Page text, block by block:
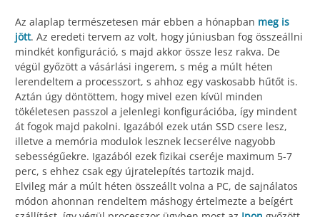
Az alaplap természetesen már ebben a hónapban meg is
jött. Az eredeti tervem az volt, hogy júniusban fog összeállni
mindkét konfiguráció, s majd akkor össze lesz rakva. De
végül győzött a vásárlási ingerem, s még a múlt héten
lerendeltem a processzort, s ahhoz egy vaskosabb hűtőt is.
Aztán úgy döntöttem, hogy mivel ezen kívül minden
tökéletesen passzol a jelenlegi konfigurációba, így mindent
át fogok majd pakolni. Igazából ezek után SSD csere lesz,
illetve a memória modulok lesznek lecserélve nagyobb
sebességűekre. Igazából ezek fizikai cseréje maximum 5-7
perc, s ehhez csak egy újratelepítés tartozik majd.
Elvileg már a múlt héten összeállt volna a PC, de sajnálatos
módon ahonnan rendeltem máshogy értelmezte a beígért